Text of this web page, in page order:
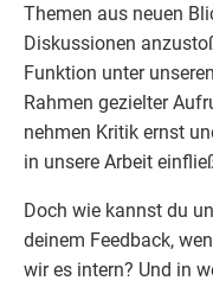
Themen aus neuen
Diskussionen
Funktion unter
Rahmen gezielter
nehmen Kritik ernst
in unsere Arbeit
Doch wie kannst du
deinem Feedback,
wir es intern? Und in